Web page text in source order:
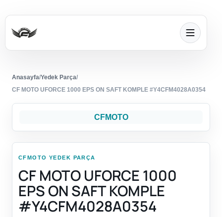
Anasayfa/Yedek Parça/
CF MOTO UFORCE 1000 EPS ON SAFT KOMPLE #Y4CFM4028A0354
CFMOTO
CFMOTO YEDEK PARÇA
CF MOTO UFORCE 1000
EPS ON SAFT KOMPLE
#Y4CFM4028A0354